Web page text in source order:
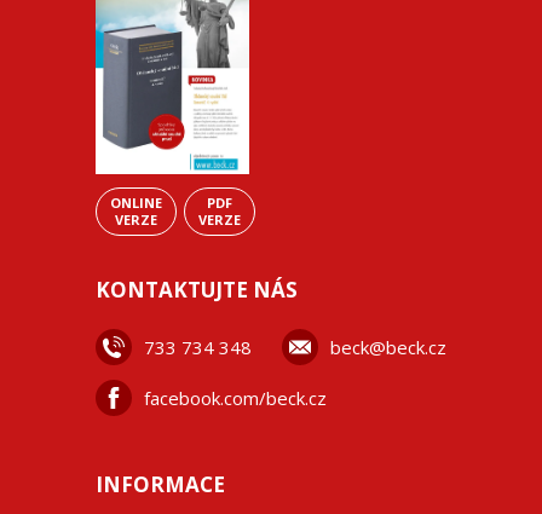
ONLINE
VERZE
PDF
VERZE
KONTAKTUJTE NÁS
733 734 348 beck@beck.cz
facebook.com/beck.cz
INFORMACE